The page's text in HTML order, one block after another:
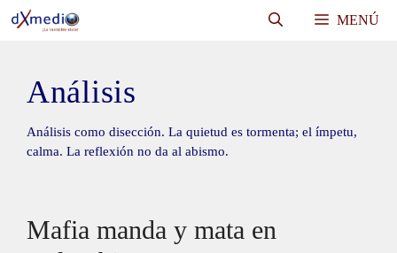
Saltar
MENÚ
Análisis
Análisis como disección. La quietud es tormenta; el ímpetu,
calma. La reflexión no da al abismo.
Mafia manda y mata en